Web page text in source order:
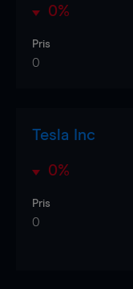
0%
Pris
0
Tesla Inc
0%
Pris
0